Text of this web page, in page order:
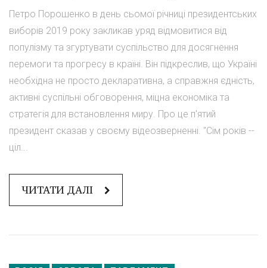
Петро Порошенко в день сьомої річниці президентських
виборів 2019 року закликав уряд відмовитися від
популізму та згуртувати суспільство для досягнення
перемоги та прогресу в країні. Він підкреслив, що Україні
необхідна не просто декларативна, а справжня єдність,
активні суспільні обговорення, міцна економіка та
стратегія для встановлення миру. Про це п'ятий
президент сказав у своєму відеозверненні. "Сім років --
ціл...
ЧИТАТИ ДАЛІ